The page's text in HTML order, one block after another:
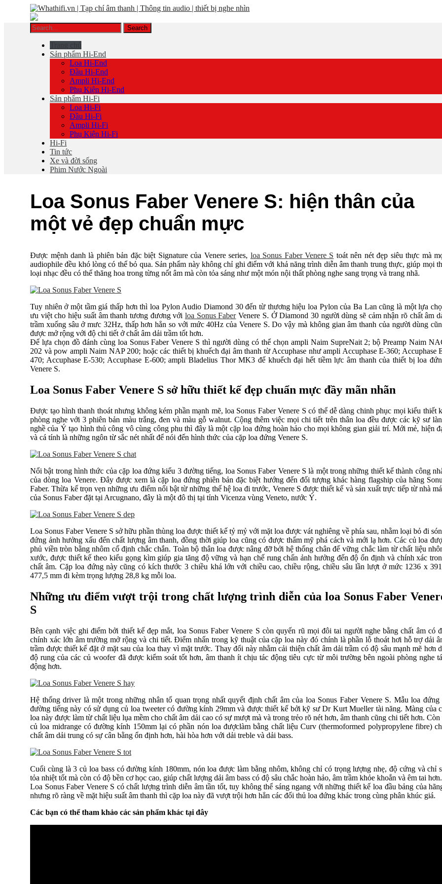
Sản phẩm Hi-End
Loa Hi-End
Đầu Hi-End
Ampli Hi-End
Phụ Kiện Hi-End
Sản phẩm Hi-Fi
Loa Hi-Fi
Đầu Hi-Fi
Ampli Hi-Fi
Phụ Kiện Hi-Fi
Hi-Fi
Tin tức
Xe và đời sống
Phim Nước Ngoài
Loa Sonus Faber Venere S: hiện thân của
một vẻ đẹp chuẩn mực
Được mệnh danh là phiên bản đặc biệt Signature của Venere series, loa Sonus Faber Venere S toát nên nét đẹp siêu thực mà
audiophile đều khó lòng có thể bỏ qua. Sản phẩm này không chỉ ghi điểm với khả năng trình diễn âm thanh trung thực, giúp mọi
loại nhạc đều có thể thăng hoa trong từng nốt âm mà còn tỏa sáng như một món nội thất phòng nghe sang trọng và trang nhã.
Tuy nhiên ở một tầm giá thấp hơn thì loa Pylon Audio Diamond 30 đến từ thương hiệu loa Pylon của Ba Lan cũng là một lựa
ưu việt cho hiệu suất âm thanh tương đương vớiloa Sonus FaberVenere S. Ở Diamond 30 người dùng sẽ cảm nhận rõ chất âm
trầm xuống sâu ở mưc 32Hz, thấp hơn hẳn so với mức 40Hz của Venere S. Do vậy mà không gian âm thanh của người dùng
được mở rộng với độ chi tiết ở chất âm dải trầm tốt hơn.
Để lựa chọn đồ đánh cùng loa Sonus Faber Venere S thì người dùng có thể chọn ampli Naim SupreNait 2; bộ Preamp Naim
202 và pow ampli Naim NAP 200; hoặc các thiết bị khuếch đại âm thanh từ Accuphase như ampli Accuphase E-360; Accuphase
470; Accuphase E-530; Accuphase E-600; ampli Bladelius Thor MK3 để khuếch đại hết tiềm lực âm thanh của thiết bị loa
Venere S.
Loa Sonus Faber Venere S sở hữu thiết kế đẹp chuẩn mực đầy mãn nhãn
Được tạo hình thanh thoát nhưng không kém phần mạnh mẽ, loa Sonus Faber Venere S có thể dễ dàng chinh phục mọi kiểu thiết
phòng nghe với 3 phiên bản màu trắng, đen và màu gỗ walnut. Cộng thêm việc mọi chi tiết trên thân loa đều được các kỹ sư
nghề của Ý tạo hình thủ công vô cùng công phu thì đây là một cặp loa đứng hoàn hảo cho mọi không gian giải trí. Mới mẻ, hiện
và cá tính là những ngôn từ sắc nét nhất để nói đến hình thức của cặp loa đứng Venere S.
Nổi bật trong hình thức của cặp loa đứng kiểu 3 đường tiếng, loa Sonus Faber Venere S là một trong những thiết kế thành công
của dòng loa Venere. Đây được xem là cặp loa đứng phiên bản đặc biệt hướng đến đối tượng khác hàng flagship của hãng
Faber. Thừa kế trọn vẹn những ưu điểm nổi bật từ những thế hệ loa đi trước, Venere S được thiết kế và sản xuất trực tiếp từ nhà
của Sonus Faber đặt tại Arcugnano, đây là một đô thị tại tỉnh Vicenza vùng Veneto, nước Ý.
Loa Sonus Faber Venere S sở hữu phần thùng loa được thiết kế tỷ mỷ với mặt loa được vát nghiêng về phía sau, nhằm loại bỏ đi
đứng ảnh hưởng xấu đến chất lượng âm thanh, đồng thời giúp loa cũng có được thẩm mỹ phá cách và mới lạ hơn. Các củ loa
phủ viền tròn bằng nhôm cố định chắc chắn. Toàn bộ thân loa được nâng đỡ bởi hệ thống chân đế vững chắc làm từ chất liệu
xước, được thiết kế theo kiểu gọng kìm giúp gia tăng độ vững và hạn chế rung chấn ảnh hưởng đến độ ổn định và chính xác
chất âm. Cặp loa đứng này cũng có kích thước 3 chiều khá lớn với chiều cao, chiều rộng, chiều sâu lần lượt ở mức 1236 x
477,5 mm đi kèm trọng lượng 28,8 kg mỗi loa.
Những ưu điểm vượt trội trong chất lượng trình diễn của loa Sonus Faber
S
Bên cạnh việc ghi điểm bởi thiết kế đẹp mắt, loa Sonus Faber Venere S còn quyến rũ mọi đôi tai người nghe bằng chất âm có
chính xác lớn âm trường mở rộng và chi tiết. Điểm nhấn trong kỹ thuật của cặp loa này đó chính là phần lỗ thoát hơi hỗ trợ dải
trầm được thiết kế đặt ở mặt sau của loa thay vì mặt trước. Thay đổi này nhằm cải thiện chất âm dải trầm có độ sâu mạnh mẽ hơn
độ rung của các củ woofer đã được kiểm soát tốt hơn, âm thanh ít chịu tác động tiêu cực từ môi trường bên ngoài phòng nghe
động hơn.
Hệ thống driver là một trong những nhân tố quan trọng nhất quyết định chất âm của loa Sonus Faber Venere S. Mẫu loa đứng
đường tiếng này có sử dụng củ loa tweeter có đường kính 29mm và được thiết kế bởi kỹ sư Dr Kurt Mueller tài năng. Màng của
loa này được làm từ chất liệu lụa mềm cho chất âm dải cao có sự mượt mà và trong trẻo rõ nét hơn, âm thanh cũng chi tiết hơn. Còn
củ loa midrange có đường kính 150mm lại có phần nón loa đượclàm bằng chất liệu Curv (thermoformed polypropylene fibre)
chất âm dải trung có sự cân bằng ổn định hơn, hài hòa hơn với dải treble và dải bass.
Cuối cùng là 3 củ loa bass có đường kính 180mm, nón loa được làm bằng nhôm, không chỉ có trọng lượng nhẹ, độ cứng và chỉ
tỏa nhiệt tốt mà còn có độ bền cơ học cao, giúp chất lượng dải âm bass có độ sâu chắc hoàn hảo, âm trầm khỏe khoắn và êm tai hơn.
Loa Sonus Faber Venere S có chất lượng trình diễn âm tần tốt, tuy không thể sáng ngang với những thiết kế loa đầu bảng của
nhưng rõ ràng về mặt hiệu suất âm thanh thì cặp loa này đã vượt trội hơn hẳn các đối thủ loa đứng khác trong cùng phân khúc giá.
Các bạn có thể tham khảo các sản phẩm khác tại đây